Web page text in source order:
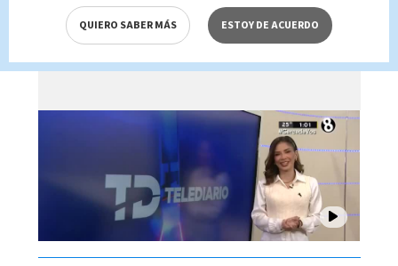
Brenes, 07 de agosto 2026
QUIERO SABER MÁS ESTOY DE ACUERDO